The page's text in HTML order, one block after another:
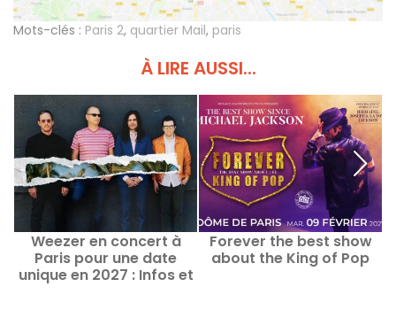
Mots-clés : Paris 2, quartier Mail, paris
À LIRE AUSSI...
Weezer en concert à
Paris pour une date
unique en 2027 : Infos et
Forever the best show
about the King of Pop